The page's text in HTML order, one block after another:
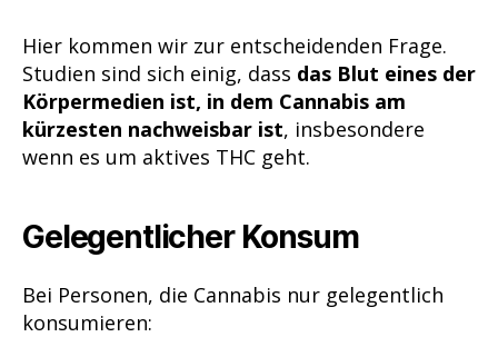
Hier kommen wir zur entscheidenden Frage.
Studien sind sich einig, dass das Blut eines der
Körpermedien ist, in dem Cannabis am
kürzesten nachweisbar ist, insbesondere
wenn es um aktives THC geht.
Gelegentlicher Konsum
Bei Personen, die Cannabis nur gelegentlich
konsumieren: